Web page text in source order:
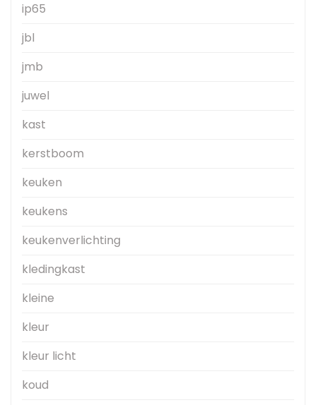
ip65
jbl
jmb
juwel
kast
kerstboom
keuken
keukens
keukenverlichting
kledingkast
kleine
kleur
kleur licht
koud